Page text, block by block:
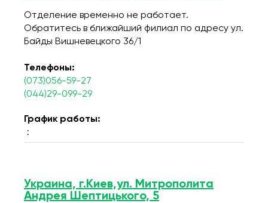
Отделение временно не работает.
Обратитесь в ближайший филиал по адресу ул.
Байды Вишневецкого 36/1
Телефоны:
(073)056-59-27
(044)29-099-29
График работы:
:
Украина, г.Киев,ул. Митрополита
Андрея Шептицького, 5